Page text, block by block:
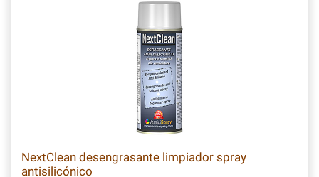
NextClean desengrasante limpiador spray
antisilicónico